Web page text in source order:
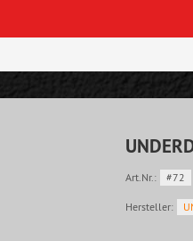
Art.Nr.: #72
Hersteller: